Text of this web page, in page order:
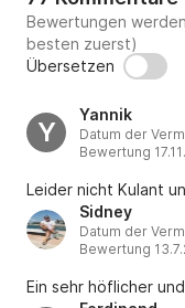
Beispiele für
zu entrichten):
- Entdeckungstour/
Lérins (ca. 200 €)
-
(300 €)
- Criques de
Bewertungen
besten zuerst)
Übersetzen
Y
Yannik
Datum der
Bewertung
Leider nicht Kulant
Sidney
Datum der
Bewertung
Ein sehr höflicher